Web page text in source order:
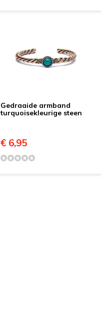
Gedraaide armband
turquoisekleurige steen
€ 6,95